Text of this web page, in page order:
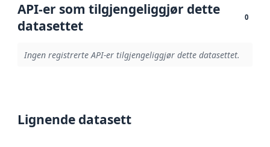
API-er som tilgjengeliggjør dette
datasettet
0
Ingen registrerte API-er tilgjengeliggjør dette datasettet.
Lignende datasett